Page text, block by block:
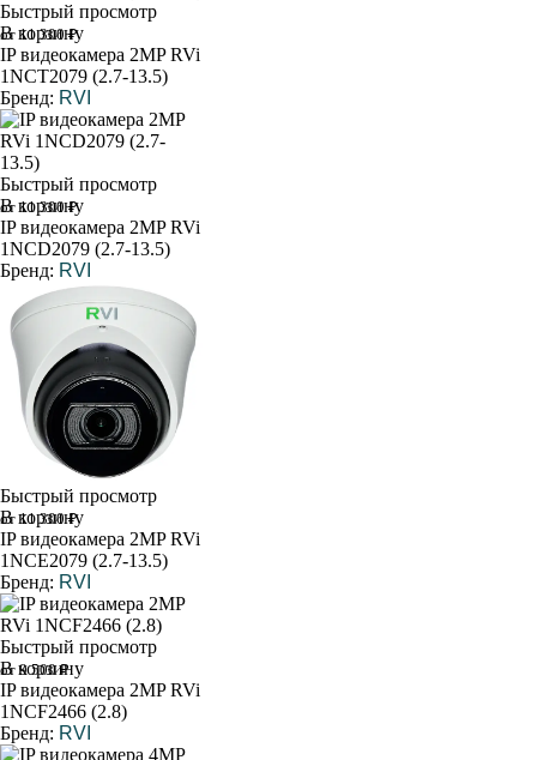
Быстрый просмотр
В корзину
от 11 300 ₽
IP видеокамера 2MP RVi
1NCT2079 (2.7-13.5)
Бренд: RVI
Быстрый просмотр
В корзину
от 11 300 ₽
IP видеокамера 2MP RVi
1NCD2079 (2.7-13.5)
Бренд: RVI
Быстрый просмотр
В корзину
от 11 300 ₽
IP видеокамера 2MP RVi
1NCE2079 (2.7-13.5)
Бренд: RVI
Быстрый просмотр
В корзину
от 9 500 ₽
IP видеокамера 2MP RVi
1NCF2466 (2.8)
Бренд: RVI